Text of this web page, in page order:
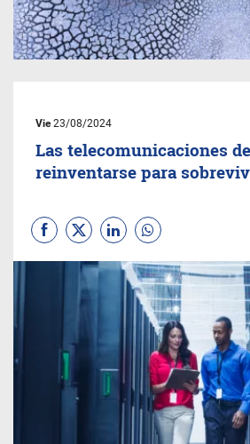
Vie23/08/2024
Las telecomunicaciones
reinventarse para